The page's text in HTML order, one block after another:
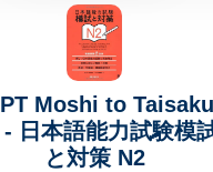
Moshi to Taisaku
- 日本語能力試験模
と対策 N2